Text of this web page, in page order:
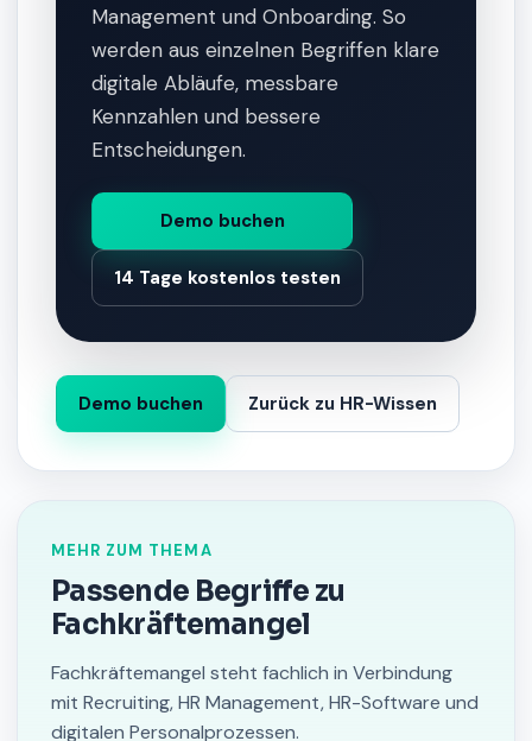
Management und Onboarding. So
werden aus einzelnen Begriffen klare
digitale Abläufe, messbare
Kennzahlen und bessere
Entscheidungen.
Demo buchen
14 Tage kostenlos testen
Demo buchen Zurück zu HR-Wissen
MEHR ZUM THEMA
Passende Begriffe zu
Fachkräftemangel
Fachkräftemangel steht fachlich in Verbindung
mit Recruiting, HR Management, HR-Software und
digitalen Personalprozessen.